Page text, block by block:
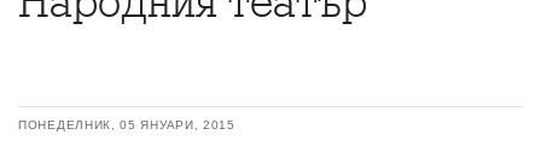
ПОНЕДЕЛНИК, 05 ЯНУАРИ, 2015